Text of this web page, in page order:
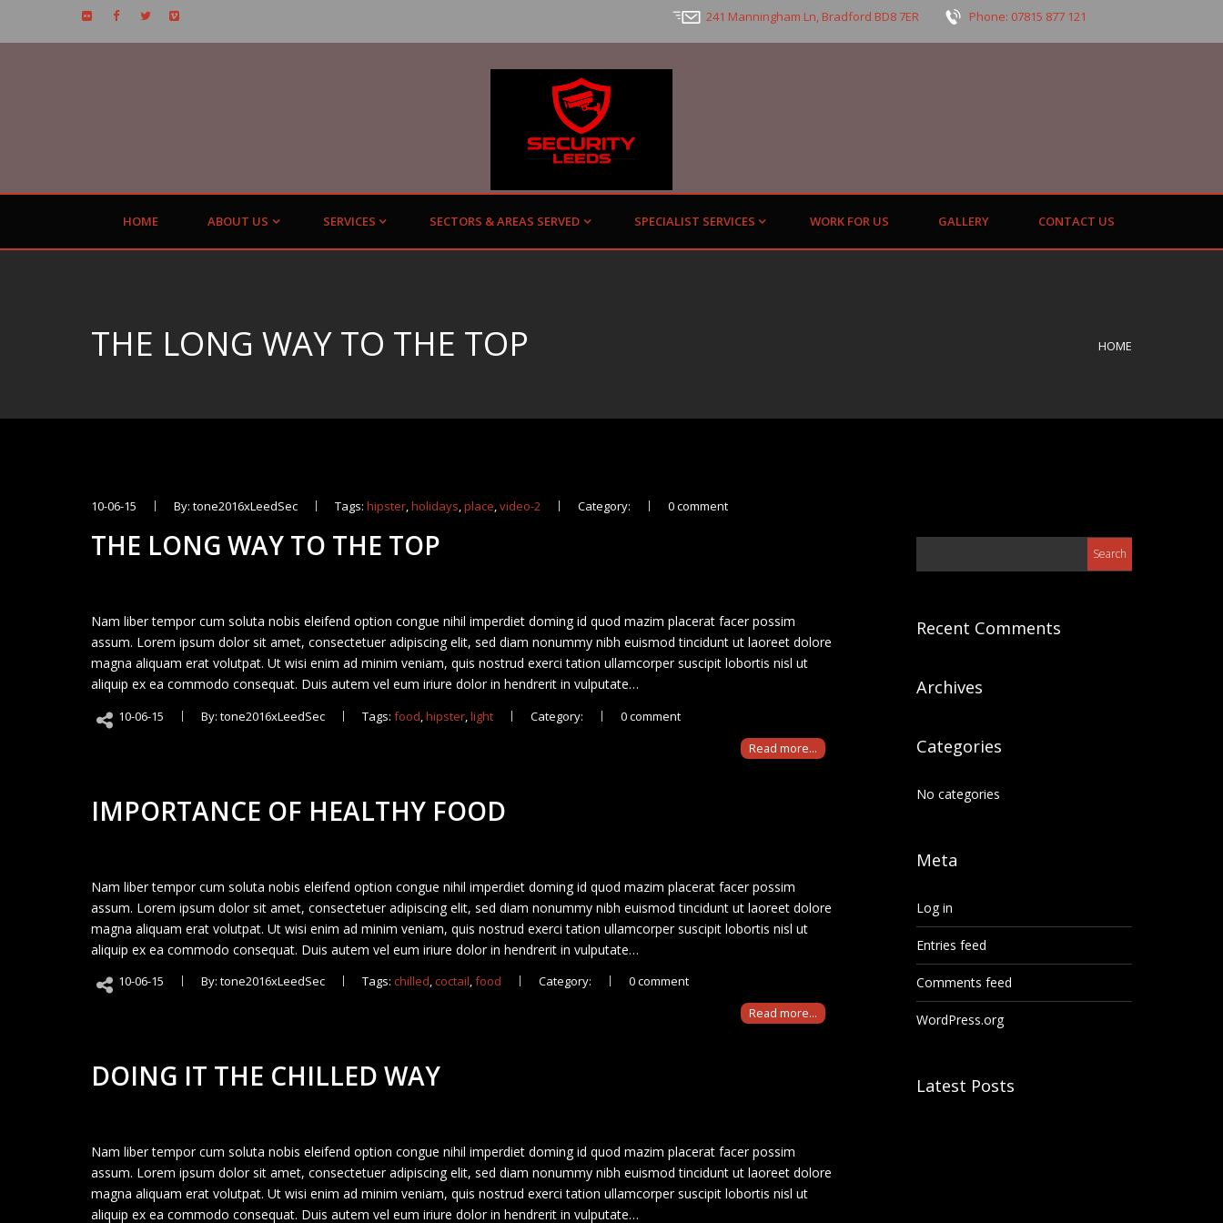
241 Manningham Ln, Bradford BD8 7ER Phone: 07815 877 121
HOME ABOUT US SERVICES SECTORS & AREAS SERVED SPECIALIST SERVICES WORK FOR US GALLERY CONTACT US
THE LONG WAY TO THE TOP HOME
10-06-15 By: tone2016xLeedSec Tags:hipster ,holidays ,place ,video-2 Category: 0 comment
THE LONG WAY TO THE TOP
Nam liber tempor cum soluta nobis eleifend option congue nihil imperdiet doming id quod mazim placerat facer possim
assum. Lorem ipsum dolor sit amet, consectetuer adipiscing elit, sed diam nonummy nibh euismod tincidunt ut laoreet dolore
magna aliquam erat volutpat. Ut wisi enim ad minim veniam, quis nostrud exerci tation ullamcorper suscipit lobortis nisl ut
aliquip ex ea commodo consequat. Duis autem vel eum iriure dolor in hendrerit in vulputate…
Read more...
10-06-15 By: tone2016xLeedSec Tags:food,hipster,light Category: 0 comment
IMPORTANCE OF HEALTHY FOOD
Nam liber tempor cum soluta nobis eleifend option congue nihil imperdiet doming id quod mazim placerat facer possim
assum. Lorem ipsum dolor sit amet, consectetuer adipiscing elit, sed diam nonummy nibh euismod tincidunt ut laoreet dolore
magna aliquam erat volutpat. Ut wisi enim ad minim veniam, quis nostrud exerci tation ullamcorper suscipit lobortis nisl ut
aliquip ex ea commodo consequat. Duis autem vel eum iriure dolor in hendrerit in vulputate…
Read more...
10-06-15 By: tone2016xLeedSec Tags: chilled, coctail,food Category: 0 comment
DOING IT THE CHILLED WAY
Nam liber tempor cum soluta nobis eleifend option congue nihil imperdiet doming id quod mazim placerat facer possim
assum. Lorem ipsum dolor sit amet, consectetuer adipiscing elit, sed diam nonummy nibh euismod tincidunt ut laoreet dolore
magna aliquam erat volutpat. Ut wisi enim ad minim veniam, quis nostrud exerci tation ullamcorper suscipit lobortis nisl ut
aliquip ex ea commodo consequat. Duis autem vel eum iriure dolor in hendrerit in vulputate…
Recent Comments
Archives
Categories
No categories
Meta
Log in
Entries feed
Comments feed
WordPress.org
Latest Posts